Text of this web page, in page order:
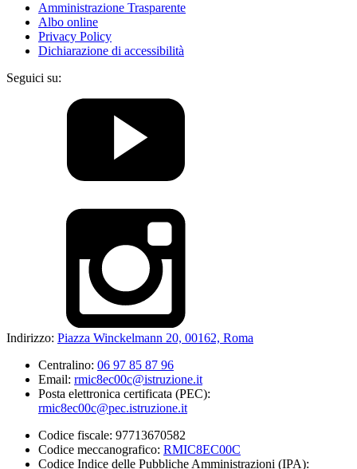
Amministrazione Trasparente
Albo online
Privacy Policy
Dichiarazione di accessibilità
Seguici su:
Indirizzo: Piazza Winckelmann 20, 00162, Roma
Centralino: 06 97 85 87 96
Email: rmic8ec00c@istruzione.it
Posta elettronica certificata (PEC):
rmic8ec00c@pec.istruzione.it
Codice fiscale: 97713670582
Codice meccanografico: RMIC8EC00C
Codice Indice delle Pubbliche Amministrazioni (IPA):